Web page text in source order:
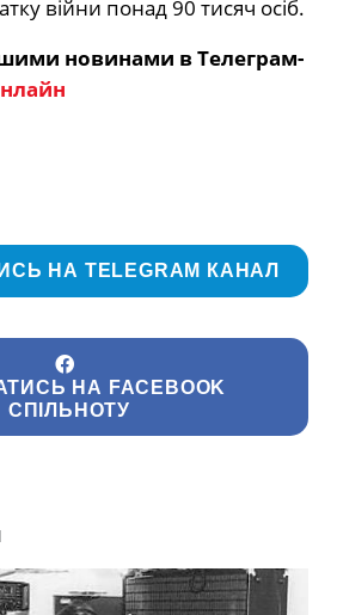
війни понад 90 тисяч осіб.
новинами в Телеграм-
НА TELEGRAM КАНАЛ
НА FACEBOOK
СПІЛЬНОТУ